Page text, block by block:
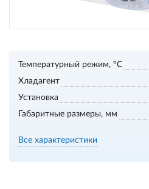
Температурный режим, °С
Хладагент
Установка
Габаритные размеры, мм
Все характеристики